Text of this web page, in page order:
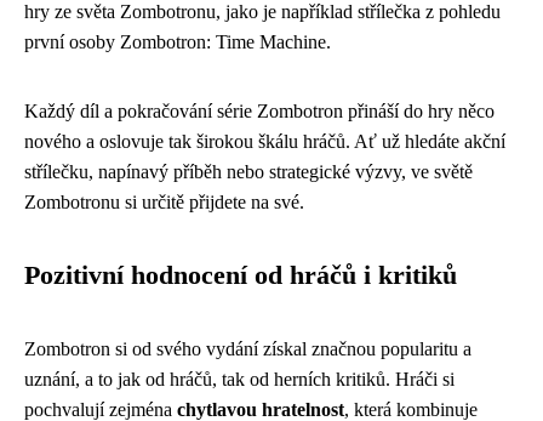
hry ze světa Zombotronu, jako je například střílečka z pohledu
první osoby Zombotron: Time Machine.
Každý díl a pokračování série Zombotron přináší do hry něco
nového a oslovuje tak širokou škálu hráčů. Ať už hledáte akční
střílečku, napínavý příběh nebo strategické výzvy, ve světě
Zombotronu si určitě přijdete na své.
Pozitivní hodnocení od hráčů i kritiků
Zombotron si od svého vydání získal značnou popularitu a
uznání, a to jak od hráčů, tak od herních kritiků. Hráči si
pochvalují zejména chytlavou hratelnost, která kombinuje